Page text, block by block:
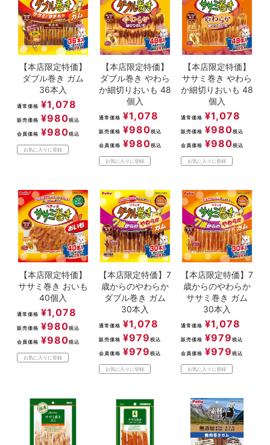
【本店限定特価】
ダブル巻き ガム
36本入
通常価格 ¥1,078
販売価格 ¥980税込
会員価格 ¥980税込
お気に入りに登録
【本店限定特価】
ダブル巻き やわら
か細切りおいも 48
個入
通常価格 ¥1,078
販売価格 ¥980税込
会員価格 ¥980税込
お気に入りに登録
【本店限定特価】
ササミ巻き やわら
か細切りおいも 48
個入
通常価格 ¥1,078
販売価格 ¥980税込
会員価格 ¥980税込
お気に入りに登録
【本店限定特価】
ササミ巻き おいも
40個入
通常価格 ¥1,078
販売価格 ¥980税込
会員価格 ¥980税込
お気に入りに登録
【本店限定特価】7
歳からのやわらか
ダブル巻き ガム
30本入
通常価格 ¥1,078
販売価格 ¥979 税込
会員価格 ¥979 税込
お気に入りに登録
【本店限定特価】7
歳からのやわらか
ササミ巻き ガム
30本入
通常価格 ¥1,078
販売価格 ¥979 税込
会員価格 ¥979 税込
お気に入りに登録